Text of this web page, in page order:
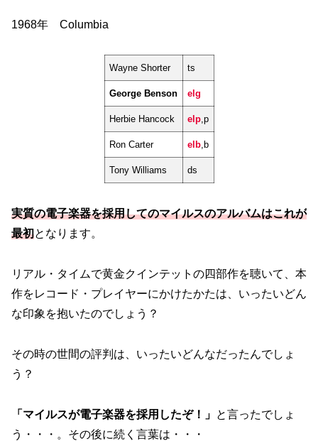
1968年 Columbia
Wayne Shorter ts
George Benson elg
Herbie Hancock elp,p
Ron Carter elb,b
Tony Williams ds
実質の電子楽器を採用してのマイルスのアルバムはこれが
最初となります。
リアル・タイムで黄金クインテットの四部作を聴いて、本
作をレコード・プレイヤーにかけたかたは、いったいどん
な印象を抱いたのでしょう？
その時の世間の評判は、いったいどんなだったんでしょ
う？
「マイルスが電子楽器を採用したぞ！」 と言ったでしょ
う・・・。その後に続く言葉は・・・